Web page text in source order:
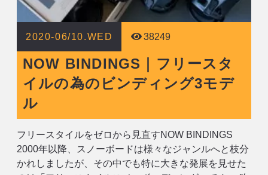
2020-06/10.WED 38249
NOW BINDINGS｜フリースタ
イルの為のビンディング3モデ
ル
フリースタイルをゼロから見直すNOW BINDINGS
2000年以降、スノーボードは様々なジャンルへと枝分
かれしましたが、その中でも特に大きな発展を見せた